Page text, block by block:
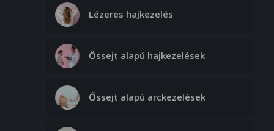
Lézeres hajkezelés
Őssejt alapú hajkezelések
Őssejt alapú arckezelések